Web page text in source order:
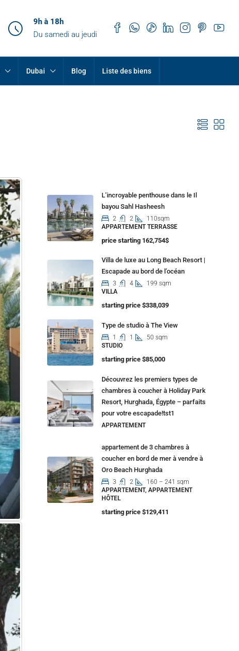
9h à 18h
Du samedi au jeudi
Dubai Blog Liste des biens
L’incroyable penthouse dans le Il
bayou Sahl Hasheesh
2 2
110sqm
APPARTEMENT TERRASSE
price starting 162,754$
Villa de luxe au Long Beach Resort |
Escapade au bord de l’océan
3 4
199 sqm
VILLA
starting price $338,039
Type de studio à The View
1 1
50 sqm
STUDIO
starting price $85,000
Découvrez les premiers types de
chambres à coucher à Holiday Park
Resort, Hurghada, Égypte – parfaits
pour votre escapade!tst1
APPARTEMENT
appartement de 3 chambres à
coucher en bord de mer à vendre à
Oro Beach Hurghada
3 2
160 – 241 sqm
APPARTEMENT, APPARTEMENT
HÔTEL
starting price $129,411